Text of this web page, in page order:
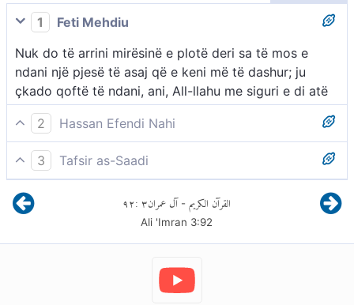
1
Feti Mehdiu
Nuk do të arrini mirësinë e plotë deri sa të mos e
ndani një pjesë të asaj që e keni më të dashur; ju
çkado qoftë të ndani, ani, All-llahu me siguri e di atë
2
Hassan Efendi Nahi
Nuk keni për ta arritur përkushtimin e vërtetë, derisa
të ndani (lëmoshë) nga ajo (pasuri) që e doni.
Çfarëdo që të ndani, Allahu e di mirë atë.
3
Tafsir as-Saadi
Kurrë nuk do ta arrini sinqeritetin e plotë në besim, në
qoftë se nuk jepni prej pasurisë më të shtrenjtë. -
Kjo është një nxitje që Allahu i Lartësuar u bën
adhuruesve të Tij për të shpenzuar në bamirësi. Ai
thotë që kurrë nuk keni për ta arritur atë që quhet “el
bir-ru”. Kështu quhen të gjitha ato vepra të mira dhe
القرآن الكريم - آل عمران٣:٩٢
Ali 'Imran 3:92